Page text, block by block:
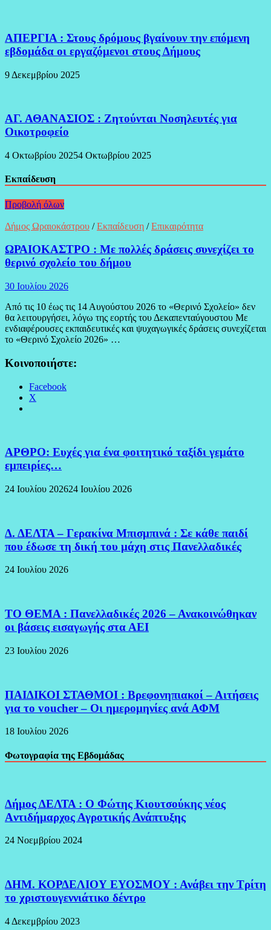
ΑΠΕΡΓΙΑ : Στους δρόμους βγαίνουν την επόμενη
εβδομάδα οι εργαζόμενοι στους Δήμους
9 Δεκεμβρίου 2025
ΑΓ. ΑΘΑΝΑΣΙΟΣ : Ζητούνται Νοσηλευτές για
Οικοτροφείο
4 Οκτωβρίου 20254 Οκτωβρίου 2025
Εκπαίδευση
Προβολή όλων
Δήμος Ωραιοκάστρου /Εκπαίδευση /Επικαιρότητα
ΩΡΑΙΟΚΑΣΤΡΟ : Με πολλές δράσεις συνεχίζει το
θερινό σχολείο του δήμου
30 Ιουλίου 2026
Από τις 10 έως τις 14 Αυγούστου 2026 το «Θερινό Σχολείο» δεν
θα λειτουργήσει, λόγω της εορτής του Δεκαπενταύγουστου Με
ενδιαφέρουσες εκπαιδευτικές και ψυχαγωγικές δράσεις συνεχίζεται
το «Θερινό Σχολείο 2026» …
Κοινοποιήστε:
Facebook
X
ΑΡΘΡΟ: Ευχές για ένα φοιτητικό ταξίδι γεμάτο
εμπειρίες…
24 Ιουλίου 202624 Ιουλίου 2026
Δ. ΔΕΛΤΑ – Γερακίνα Μπισμπινά : Σε κάθε παιδί
που έδωσε τη δική του μάχη στις Πανελλαδικές
24 Ιουλίου 2026
ΤΟ ΘΕΜΑ : Πανελλαδικές 2026 – Ανακοινώθηκαν
οι βάσεις εισαγωγής στα ΑΕΙ
23 Ιουλίου 2026
ΠΑΙΔΙΚΟΙ ΣΤΑΘΜΟΙ : Βρεφονηπιακοί – Αιτήσεις
για το voucher – Οι ημερομηνίες ανά ΑΦΜ
18 Ιουλίου 2026
Φωτογραφία της Εβδομάδας
Δήμος ΔΕΛΤΑ : Ο Φώτης Κιουτσούκης νέος
Aντιδήμαρχος Αγροτικής Ανάπτυξης
24 Νοεμβρίου 2024
ΔΗΜ. ΚΟΡΔΕΛΙΟΥ ΕΥΟΣΜΟΥ : Ανάβει την Τρίτη
το χριστουγεννιάτικο δέντρο
4 Δεκεμβρίου 2023